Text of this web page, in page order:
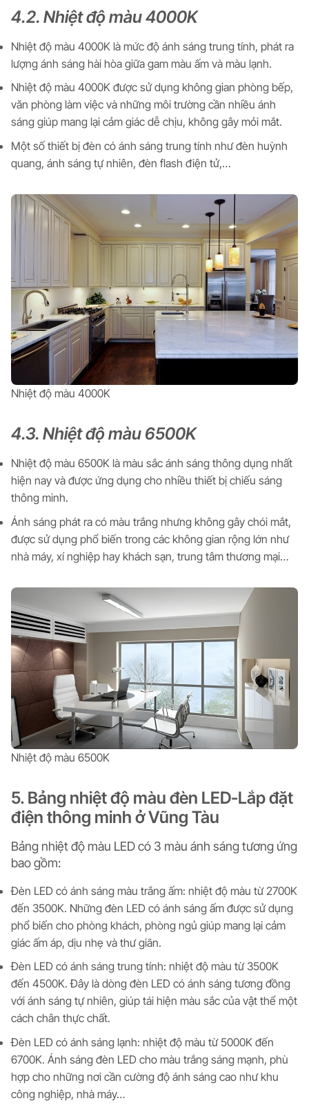
4.2. Nhiệt độ màu 4000K
Nhiệt độ màu 4000K là mức độ ánh sáng trung tính, phát ra
lượng ánh sáng hài hòa giữa gam màu ấm và màu lạnh.
Nhiệt độ màu 4000K được sử dụng không gian phòng bếp,
văn phòng làm việc và những môi trường cần nhiều ánh
sáng giúp mang lại cảm giác dễ chịu, không gây mỏi mắt.
Một số thiết bị đèn có ánh sáng trung tính như đèn huỳnh
quang, ánh sáng tự nhiên, đèn flash điện tử,…
Nhiệt độ màu 4000K
4.3. Nhiệt độ màu 6500K
Nhiệt độ màu 6500K là màu sắc ánh sáng thông dụng nhất
hiện nay và được ứng dụng cho nhiều thiết bị chiếu sáng
thông minh.
Ánh sáng phát ra có màu trắng nhưng không gây chói mắt,
được sử dụng phổ biến trong các không gian rộng lớn như
nhà máy, xí nghiệp hay khách sạn, trung tâm thương mại…
Nhiệt độ màu 6500K
5. Bảng nhiệt độ màu đèn LED-Lắp đặt
điện thông minh ở Vũng Tàu
Bảng nhiệt độ màu LED có 3 màu ánh sáng tương ứng
bao gồm:
Đèn LED có ánh sáng màu trắng ấm: nhiệt độ màu từ 2700K
đến 3500K. Những đèn LED có ánh sáng ấm được sử dụng
phổ biến cho phòng khách, phòng ngủ giúp mang lại cảm
giác ấm áp, dịu nhẹ và thư giãn.
Đèn LED có ánh sáng trung tính: nhiệt độ màu từ 3500K
đến 4500K. Đây là dòng đèn LED có ánh sáng tương đồng
với ánh sáng tự nhiên, giúp tái hiện màu sắc của vật thể một
cách chân thực chất.
Đèn LED có ánh sáng lạnh: nhiệt độ màu từ 5000K đến
6700K. Ánh sáng đèn LED cho màu trắng sáng mạnh, phù
hợp cho những nơi cần cường độ ánh sáng cao như khu
công nghiệp, nhà máy…